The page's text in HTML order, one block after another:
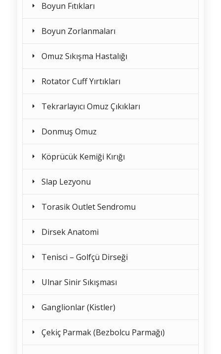
Boyun Fıtıkları
Boyun Zorlanmaları
Omuz Sıkışma Hastalığı
Rotator Cuff Yırtıkları
Tekrarlayıcı Omuz Çıkıkları
Donmuş Omuz
Köprücük Kemiği Kırığı
Slap Lezyonu
Torasik Outlet Sendromu
Dirsek Anatomi
Tenisci – Golfçü Dirseği
Ulnar Sinir Sıkışması
Ganglionlar (Kistler)
Çekiç Parmak (Bezbolcu Parmağı)